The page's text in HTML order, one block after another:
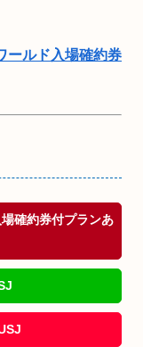
ールド入場確約券
確約券付プランあ